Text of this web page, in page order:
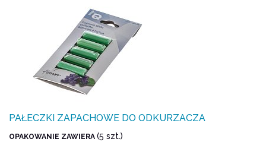
PAŁECZKI ZAPACHOWE DO ODKURZACZA
OPAKOWANIE ZAWIERA (5 szt.)